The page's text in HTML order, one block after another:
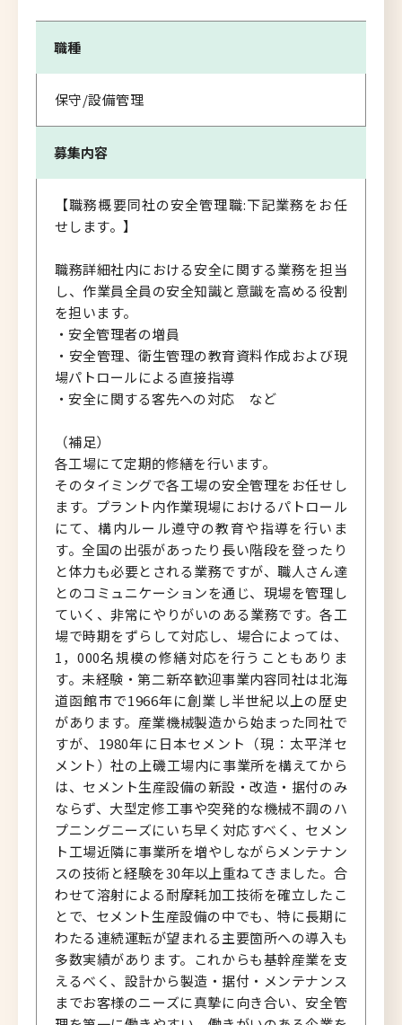
職種
保守/設備管理
募集内容
【職務概要同社の安全管理職:下記業務をお任
せします。】
職務詳細社内における安全に関する業務を担当
し、作業員全員の安全知識と意識を高める役割
を担います。
・安全管理者の増員
・安全管理、衛生管理の教育資料作成および現
場パトロールによる直接指導
・安全に関する客先への対応 など
（補足）
各工場にて定期的修繕を行います。
そのタイミングで各工場の安全管理をお任せし
ます。プラント内作業現場におけるパトロール
にて、構内ルール遵守の教育や指導を行いま
す。全国の出張があったり長い階段を登ったり
と体力も必要とされる業務ですが、職人さん達
とのコミュニケーションを通じ、現場を管理し
ていく、非常にやりがいのある業務です。各工
場で時期をずらして対応し、場合によっては、
1，000名規模の修繕対応を行うこともありま
す。未経験・第二新卒歓迎事業内容同社は北海
道函館市で1966年に創業し半世紀以上の歴史
があります。産業機械製造から始まった同社で
すが、1980年に日本セメント（現：太平洋セ
メント）社の上磯工場内に事業所を構えてから
は、セメント生産設備の新設・改造・据付のみ
ならず、大型定修工事や突発的な機械不調のハ
プニングニーズにいち早く対応すべく、セメン
ト工場近隣に事業所を増やしながらメンテナン
スの技術と経験を30年以上重ねてきました。合
わせて溶射による耐摩耗加工技術を確立したこ
とで、セメント生産設備の中でも、特に長期に
わたる連続運転が望まれる主要箇所への導入も
多数実績があります。これからも基幹産業を支
えるべく、設計から製造・据付・メンテナンス
までお客様のニーズに真摯に向き合い、安全管